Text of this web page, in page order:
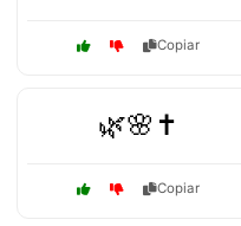
Copiar
🌿🌸✝️
Copiar